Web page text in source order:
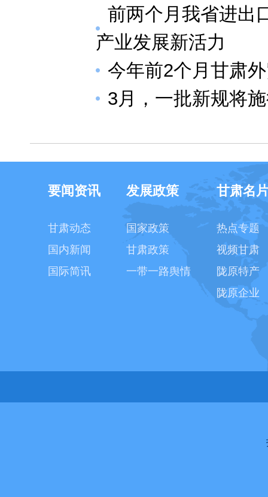
前两个月我省进出
产业发展新活力
今年前2个月甘肃
3月，一批新规将
要闻资讯
甘肃动态
国内新闻
国际简讯
发展政策
国家政策
甘肃政策
一带一路舆情
甘肃名
热点专题
视频甘肃
陇原特产
陇原企业